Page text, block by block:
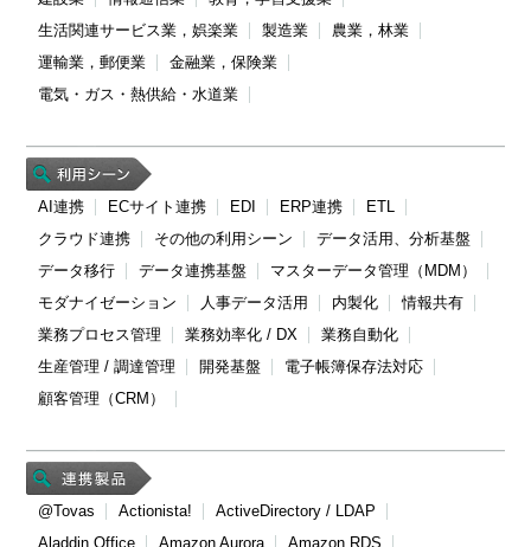
生活関連サービス業，娯楽業
製造業
農業，林業
運輸業，郵便業
金融業，保険業
電気・ガス・熱供給・水道業
AI連携 ECサイト連携 EDI ERP連携
ETL
クラウド連携
その他の利用シーン
データ活用、分析基盤
データ移行
データ連携基盤
マスターデータ管理（MDM）
モダナイゼーション
人事データ活用 内製化
情報共有
業務プロセス管理
業務効率化 / DX
業務自動化
生産管理 / 調達管理
開発基盤
電子帳簿保存法対応
顧客管理（CRM）
@Tovas Actionista!
ActiveDirectory / LDAP
Aladdin Office
Amazon Aurora
Amazon RDS